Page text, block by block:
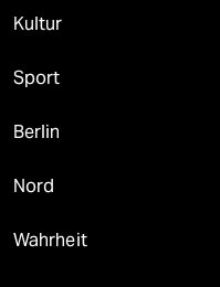
Kultur
Sport
Berlin
Nord
Wahrheit